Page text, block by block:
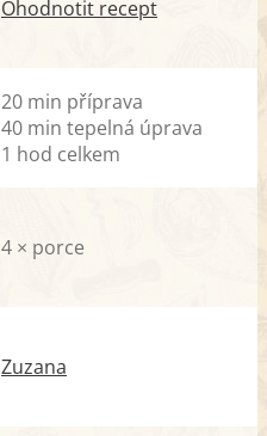
Ohodnotit recept
20 min příprava
40 min tepelná úprava
1 hod celkem
4 × porce
Zuzana